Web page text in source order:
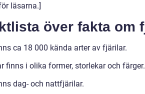
läsarna.]
över fakta om
ca 18 000 kända arter av fjärilar.
finns i olika former, storlekar och färger.
dag- och nattfjärilar.